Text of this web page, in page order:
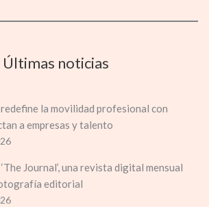
Últimas noticias
redefine la movilidad profesional con
a empresas y talento
Journal’, una revista digital mensual
editorial